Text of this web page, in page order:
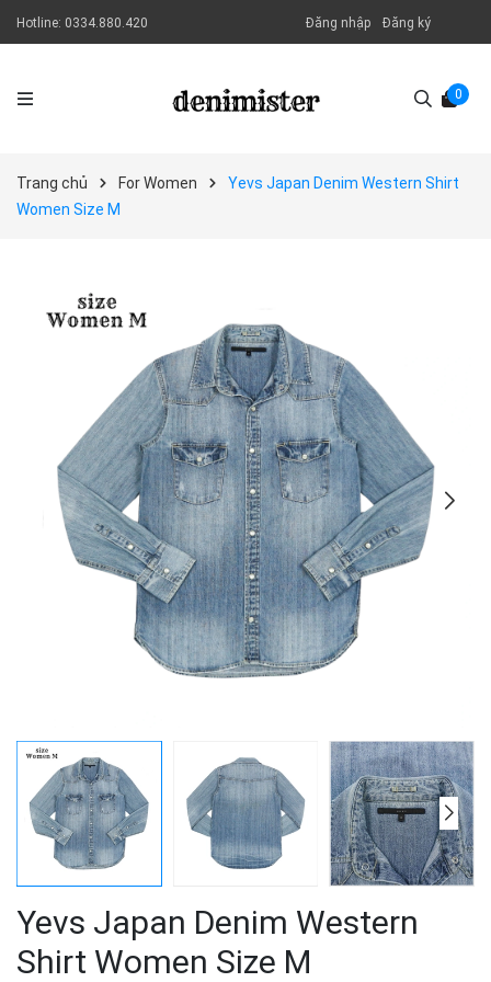
Hotline: 0334.880.420 Đăng nhập Đăng ký
0
Trang chủ For Women
Yevs Japan Denim Western Shirt
Women Size M
Yevs Japan Denim Western
Shirt Women Size M